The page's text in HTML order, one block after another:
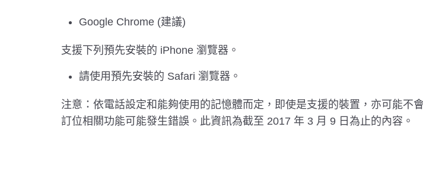
Google Chrome (建議)
支援下列預先安裝的 iPhone 瀏覽器。
請使用預先安裝的 Safari 瀏覽器。
注意：依電話設定和能夠使用的記憶體而定，即使是支援的裝置，亦可能
訂位相關功能可能發生錯誤。此資訊為截至 2017 年 3 月 9 日為止的內容。